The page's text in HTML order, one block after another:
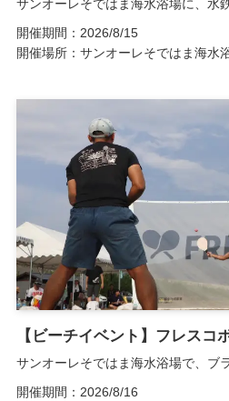
サンオーレそではま海水浴場に、水
開催期間：2026/8/15
開催場所：サンオーレそではま海水
【ビーチイベント】フレスコ
サンオーレそではま海水浴場で、ブ
開催期間：2026/8/16